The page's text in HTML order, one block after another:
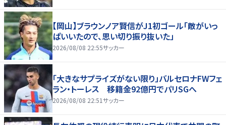
【岡山】ブラウンノア賢信がJ1初ゴール「敵がいっ
ぱいいたので、思い切り振り抜いた」
2026/08/08 22:55サッカー
「大きなサプライズがない限り」バルセロナFWフェ
ラン・トーレス 移籍金92億円でパリSGへ
2026/08/08 22:51サッカー